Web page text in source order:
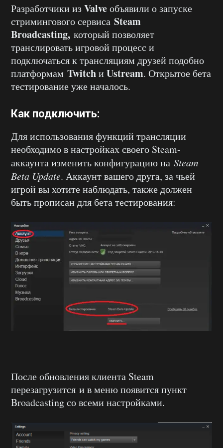
Разработчики изValveобъявили о запуске
стримингового сервиса Steam
Broadcasting, который позволяет
транслировать игровой процесс и
подключаться к трансляциям друзей подобно
платформам Twitchи Ustream. Открытое бета
тестирование уже началось.
Как подключить:
Для использования функций трансляции
необходимо в настройках своего Steam-
аккаунта изменить конфигурацию на Steam
Beta Update. Аккаунт вашего друга, за чьей
игрой вы хотите наблюдать, также должен
быть прописан для бета тестирования:
После обновления клиента Steam
перезагрузится и в меню появится пункт
Broadcasting со всеми настройками.